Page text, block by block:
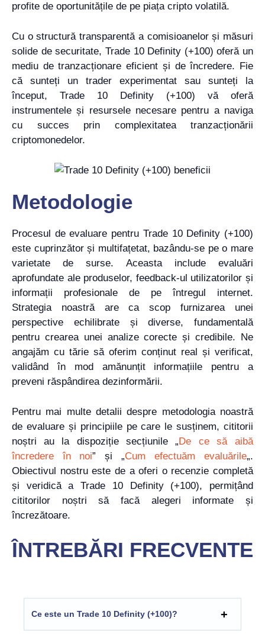
profite de oportunitățile de pe piața cripto volatilă.
Cu o structură transparentă a comisioanelor și măsuri
solide de securitate, Trade 10 Definity (+100) oferă un
mediu de tranzacționare eficient și de încredere. Fie
că sunteți un trader experimentat sau sunteți la
început, Trade 10 Definity (+100) vă oferă
instrumentele și resursele necesare pentru a naviga
cu succes prin complexitatea tranzacționării
criptomonedelor.
Metodologie
Procesul de evaluare pentru Trade 10 Definity (+100)
este cuprinzător și multifațetat, bazându-se pe o mare
varietate de surse. Aceasta include evaluări
aprofundate ale produselor, feedback-ul utilizatorilor și
informații profesionale de pe întregul internet.
Strategia noastră are ca scop furnizarea unei
perspective echilibrate și diverse, fundamentală
pentru crearea unei analize corecte și credibile. Ne
angajăm cu tărie să oferim conținut real și verificat,
validând în mod amănunțit informațiile pentru a
preveni răspândirea dezinformării.
Pentru mai multe detalii despre metodologia noastră
de evaluare și principiile pe care le susținem, cititorii
noștri au la dispoziție secțiunile „De ce să aibă
încredere în noi” și „Cum efectuăm evaluările„.
Obiectivul nostru este de a oferi o recenzie completă
și veridică a Trade 10 Definity (+100), permițând
cititorilor noștri să facă alegeri informate și
încrezătoare.
ÎNTREBĂRI FRECVENTE
Ce este un Trade 10 Definity (+100)?